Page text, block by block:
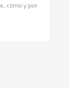
cómo y por